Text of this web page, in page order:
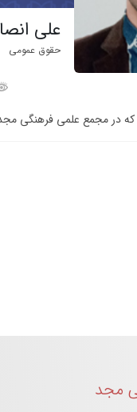
علی
حقوق عمومی
که در مجمع علمی فرهنگی
مجد